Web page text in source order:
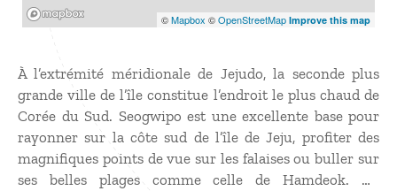
©Mapbox ©OpenStreetMap Improve this map
À l’extrémité méridionale de Jejudo, la seconde plus
grande ville de l’île constitue l’endroit le plus chaud de
Corée du Sud. Seogwipo est une excellente base pour
rayonner sur la côte sud de l’île de Jeju, profiter des
magnifiques points de vue sur les falaises ou buller sur
ses belles plages comme celle de Hamdeok. De